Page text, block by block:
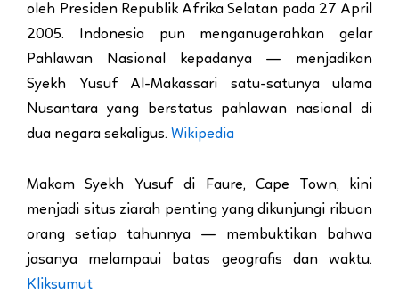
oleh Presiden Republik Afrika Selatan pada 27 April
2005. Indonesia pun menganugerahkan gelar
Pahlawan Nasional kepadanya — menjadikan
Syekh Yusuf Al-Makassari satu-satunya ulama
Nusantara yang berstatus pahlawan nasional di
dua negara sekaligus. Wikipedia
Makam Syekh Yusuf di Faure, Cape Town, kini
menjadi situs ziarah penting yang dikunjungi ribuan
orang setiap tahunnya — membuktikan bahwa
jasanya melampaui batas geografis dan waktu.
Kliksumut